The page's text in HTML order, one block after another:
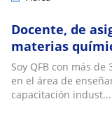
Docente, de
materias
matemáticas
Soy QFB con más
en el área de
capacitación indust...